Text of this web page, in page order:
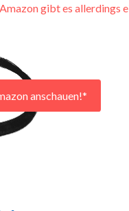
gibt es allerdings
anschauen!*